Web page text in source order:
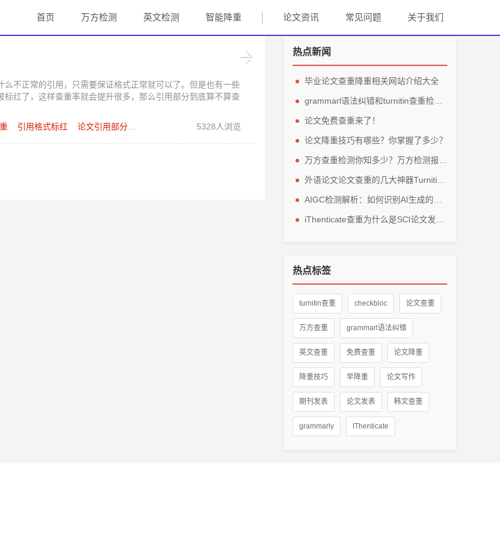
首页 万方检测 英文检测 智能降重 论文资讯 常见问题 关于我们
不正常的引用，只需要保证格式正常就可以了。但是也有一些
红了，这样查重率就会提升很多，那么引用部分到底算不算查
引用格式标红 论文引用部分查重标红怎么办 如何正确引用文献避免查重
5328人浏览
热点新闻
毕业论文查重降重相关网站介绍大全
论文免费查重来了！
论文降重技巧有哪些？你掌握了多少？
热点标签
turnitin查重 checkbloc 论文查重
万方查重 grammarl语法纠错
英文查重 免费查重 论文降重
降重技巧 早降重 论文写作
期刊发表 论文发表 韩文查重
grammarly IThenticate